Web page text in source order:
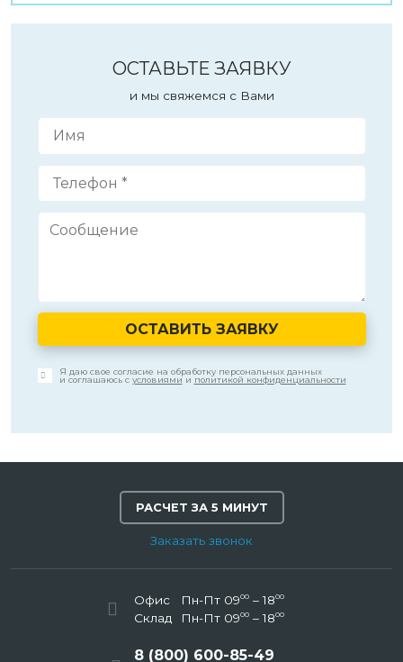
ОСТАВЬТЕ ЗАЯВКУ
и мы свяжемся с Вами
ОСТАВИТЬ ЗАЯВКУ
Я даю свое согласие на обработку персональных данных
и соглашаюсь с условиямии политикой конфиденциальности
РАСЧЕТ ЗА 5 МИНУТ
Заказать звонок
Офис Пн-Пт 0900– 1800
Склад Пн-Пт 0900– 1800
8 (800) 600-85-49